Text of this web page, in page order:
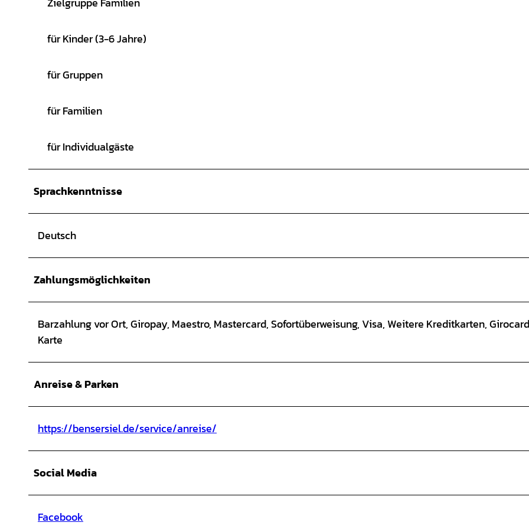
für Kinder (3-6 Jahre)
für Gruppen
für Familien
für Individualgäste
Sprachkenntnisse
Deutsch
Zahlungsmöglichkeiten
Barzahlung vor Ort, Giropay, Maestro, Mastercard, Sofortüberweisung, Visa, Weitere Kreditkarten,
Karte
Anreise & Parken
https://bensersiel.de/service/anreise/
Social Media
Facebook